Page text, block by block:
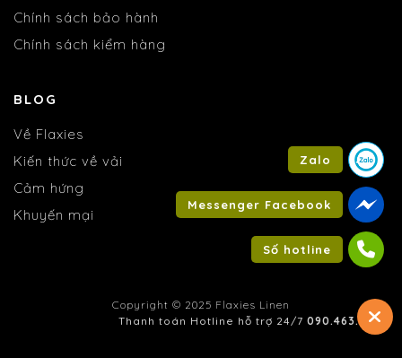
Chính sách bảo hành
Chính sách kiểm hàng
BLOG
Về Flaxies
Kiến thức về vải
Cảm hứng
Khuyến mại
Copyright © 2025 Flaxies Linen
Thanh toán Hotline hỗ trợ 24/7 090.463.6095
Zalo
Messenger Facebook
Số hotline